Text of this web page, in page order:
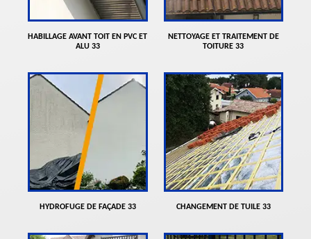
HABILLAGE AVANT TOIT EN PVC ET
ALU 33
NETTOYAGE ET TRAITEMENT DE
TOITURE 33
HYDROFUGE DE FAÇADE 33 CHANGEMENT DE TUILE 33